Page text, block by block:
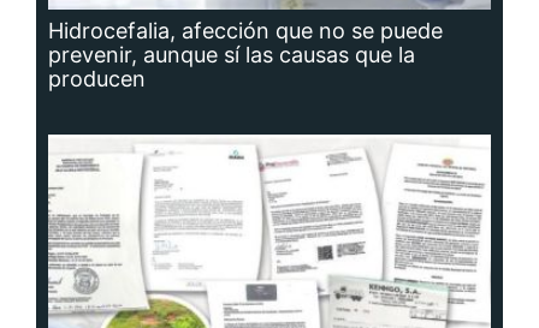
Hidrocefalia, afección que no se puede
prevenir, aunque sí las causas que la
producen